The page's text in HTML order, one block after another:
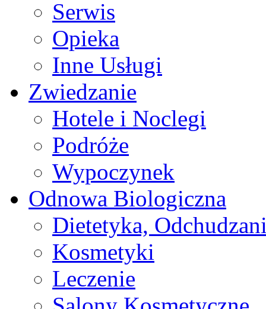
Serwis
Opieka
Inne Usługi
Zwiedzanie
Hotele i Noclegi
Podróże
Wypoczynek
Odnowa Biologiczna
Dietetyka,
Kosmetyki
Leczenie